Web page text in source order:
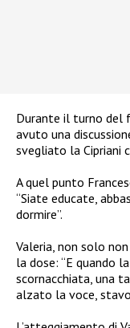
Durante il turno del
avuto una
svegliato la Cipriani
A quel punto
“Siate educate,
dormire”.
Valeria, non solo
la dose: “E quando
scornacchiata, una
alzato la voce, stavo